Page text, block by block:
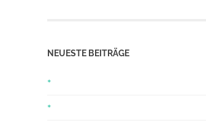
NEUESTE BEITRÄGE
*
*